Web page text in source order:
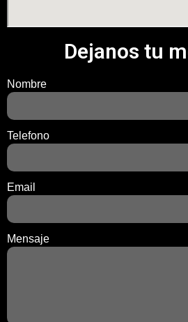
Dejanos tu
Nombre
Telefono
Email
Mensaje